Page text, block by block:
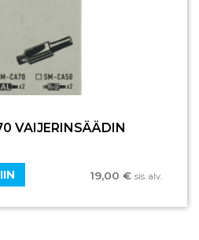
VAIJERINSÄÄDIN
19,00 € sis. alv.